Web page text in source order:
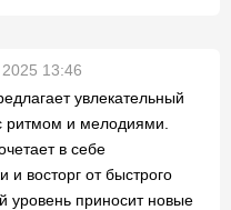
13:46
увлекательный
ритмом и мелодиями.
в себе
и восторг от быстрого
уровень приносит новые